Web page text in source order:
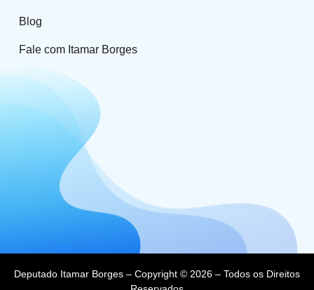
Blog
Fale com Itamar Borges
Deputado Itamar Borges – Copyright © 2026 – Todos os Direitos